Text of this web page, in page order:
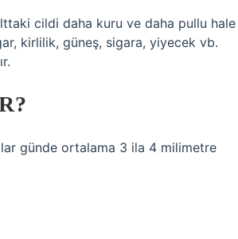
cildi daha kuru ve daha pullu hale
kirlilik, güneş, sigara, yiyecek vb.
günde ortalama 3 ila 4 milimetre